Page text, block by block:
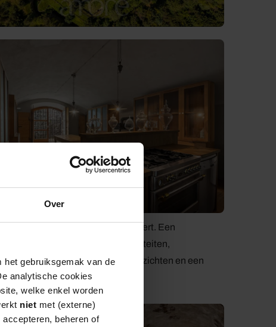
Over
het gebruiksgemak van de
analytische cookies
welke enkel worden
niet met (externe)
beheren of
wat volledige privacy garandeert. Een
evenals een garage en wasfaciliteiten,
de natuur, met spectaculaire uitzichten en een